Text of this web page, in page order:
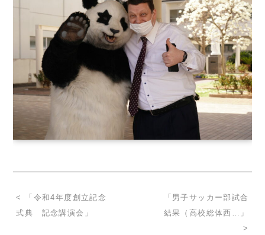
< 「令和4年度創立記念
式典 記念講演会」
「男子サッカー部試合
結果（高校総体西…」
>